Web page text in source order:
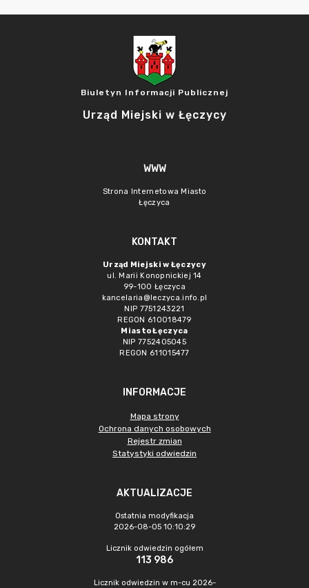
Biuletyn Informacji Publicznej
Urząd Miejski w Łęczycy
WWW
Strona Internetowa Miasto
Łęczyca
KONTAKT
Urząd Miejski w Łęczycy
ul. Marii Konopnickiej 14
99-100 Łęczyca
kancelaria@leczyca.info.pl
NIP 7751243221
REGON 610018479
Miasto Łęczyca
NIP 7752405045
REGON 611015477
INFORMACJE
Mapa strony
Ochrona danych osobowych
Rejestr zmian
Statystyki odwiedzin
AKTUALIZACJE
Ostatnia modyfikacja
2026-08-05 10:10:29
Licznik odwiedzin ogółem
113 986
Licznik odwiedzin w m-cu 2026-